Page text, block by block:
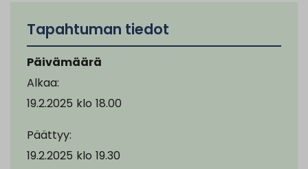
Tapahtuman tiedot
Päivämäärä
Alkaa:
19.2.2025 klo 18.00
Päättyy:
19.2.2025 klo 19.30